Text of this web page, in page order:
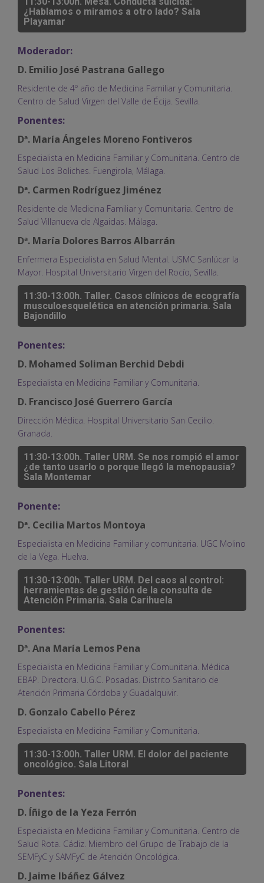
¿Hablamos o miramos a otro lado? Sala
Playamar
Moderador:
D. Emilio José Pastrana Gallego
Residente de 4º año de Medicina Familiar y Comunitaria.
Centro de Salud Virgen del Valle de Écija. Sevilla.
Ponentes:
Dª. María Ángeles Moreno Fontiveros
Especialista en Medicina Familiar y Comunitaria. Centro de
Salud Los Boliches. Fuengirola, Málaga.
Dª. Carmen Rodríguez Jiménez
Residente de Medicina Familiar y Comunitaria. Centro de
Salud Villanueva de Algaidas. Málaga.
Dª. María Dolores Barros Albarrán
Enfermera Especialista en Salud Mental. USMC Sanlúcar la
Mayor. Hospital Universitario Virgen del Rocío, Sevilla.
11:30-13:00h. Taller. Casos clínicos de ecografía
musculoesquelética en atención primaria. Sala
Bajondillo
Ponentes:
D. Mohamed Soliman Berchid Debdi
Especialista en Medicina Familiar y Comunitaria.
D. Francisco José Guerrero García
Dirección Médica. Hospital Universitario San Cecilio.
Granada.
11:30-13:00h. Taller URM. Se nos rompió el amor
¿de tanto usarlo o porque llegó la menopausia?
Sala Montemar
Ponente:
Dª. Cecilia Martos Montoya
Especialista en Medicina Familiar y comunitaria. UGC Molino
de la Vega. Huelva.
11:30-13:00h. Taller URM. Del caos al control:
herramientas de gestión de la consulta de
Atención Primaria. Sala Carihuela
Ponentes:
Dª. Ana María Lemos Pena
Especialista en Medicina Familiar y Comunitaria. Médica
EBAP. Directora. U.G.C. Posadas. Distrito Sanitario de
Atención Primaria Córdoba y Guadalquivir.
D. Gonzalo Cabello Pérez
Especialista en Medicina Familiar y Comunitaria.
11:30-13:00h. Taller URM. El dolor del paciente
oncológico. Sala Litoral
Ponentes:
D. Íñigo de la Yeza Ferrón
Especialista en Medicina Familiar y Comunitaria. Centro de
Salud Rota. Cádiz. Miembro del Grupo de Trabajo de la
SEMFyC y SAMFyC de Atención Oncológica.
D. Jaime Ibáñez Gálvez